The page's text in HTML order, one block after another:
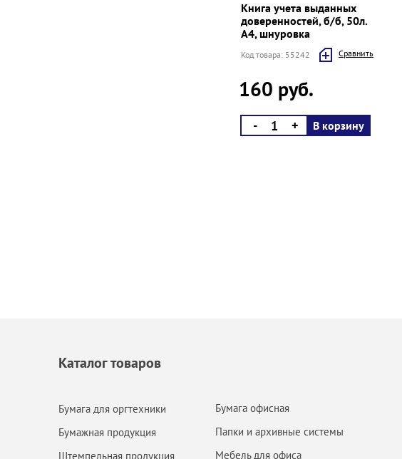
Книга учета выданных
доверенностей, б/б, 50л.
А4, шнуровка
Код товара: 55242 Cравнить
160 руб.
- + В корзину
Каталог товаров
Бумага для оргтехники
Бумажная продукция
Штемпельная продукция
Бумага офисная
Папки и архивные системы
Мебель для офиса